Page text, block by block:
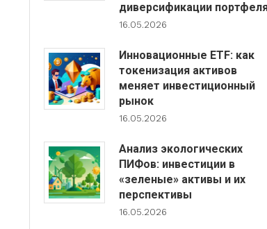
диверсификации
16.05.2026
Инновационные ETF: как
токенизация активов
меняет инвестиционный
рынок
16.05.2026
Анализ экологических
ПИФов: инвестиции в
«зеленые» активы и их
перспективы
16.05.2026